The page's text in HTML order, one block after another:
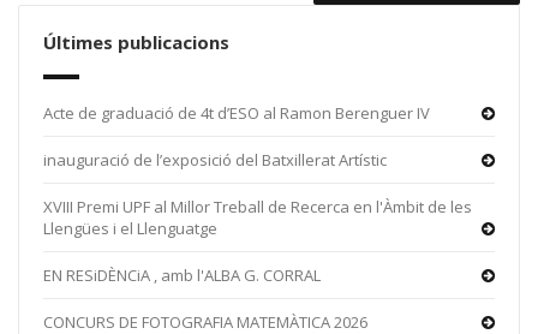
Últimes publicacions
Acte de graduació de 4t d’ESO al Ramon Berenguer IV
inauguració de l’exposició del Batxillerat Artístic
XVIII Premi UPF al Millor Treball de Recerca en l'Àmbit de les
Llengües i el Llenguatge
EN RESiDÈNCiA , amb l'ALBA G. CORRAL
CONCURS DE FOTOGRAFIA MATEMÀTICA 2026